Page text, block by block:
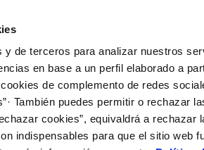
y de terceros para analizar nuestros
en base a un perfil elaborado a
de complemento de redes
También puedes permitir o rechazar
cookies”, equivaldrá a
indispensables para que el sitio web
de titular
de suministro
Tu Servicio
AL CLIENTE
contacto
Carta
Tu Agua
del agua
consumidor
DE GESTIÓN Y CERTIFICADOS
PERFIL
público